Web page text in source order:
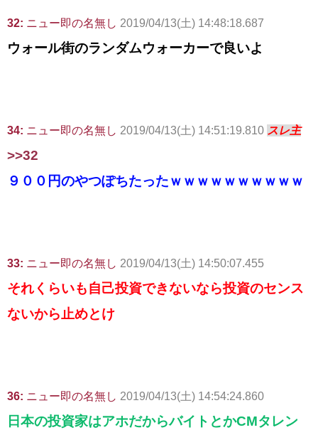
32: ニュー即の名無し 2019/04/13(土) 14:48:18.687
ウォール街のランダムウォーカーで良いよ
34: ニュー即の名無し 2019/04/13(土) 14:51:19.810 スレ主
>>32
９００円のやつぽちたったｗｗｗｗｗｗｗｗｗｗ
33: ニュー即の名無し 2019/04/13(土) 14:50:07.455
それくらいも自己投資できないなら投資のセンス
ないから止めとけ
36: ニュー即の名無し 2019/04/13(土) 14:54:24.860
日本の投資家はアホだからバイトとかCMタレン